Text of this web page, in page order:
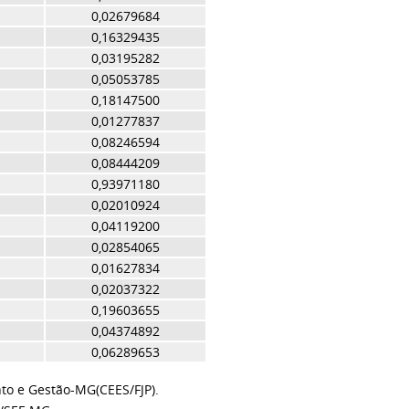
0,02679684
0,16329435
0,03195282
0,05053785
0,18147500
0,01277837
0,08246594
0,08444209
0,93971180
0,02010924
0,04119200
0,02854065
0,01627834
0,02037322
0,19603655
0,04374892
0,06289653
e Gestão-MG(CEES/FJP).